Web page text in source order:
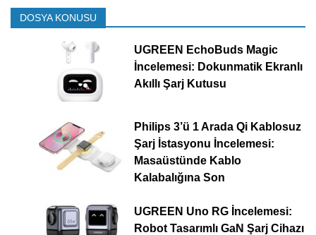
DOSYA KONUSU
UGREEN EchoBuds Magic
İncelemesi: Dokunmatik Ekranlı
Akıllı Şarj Kutusu
Philips 3’ü 1 Arada Qi Kablosuz
Şarj İstasyonu İncelemesi:
Masaüstünde Kablo
Kalabalığına Son
UGREEN Uno RG İncelemesi:
Robot Tasarımlı GaN Şarj Cihazı